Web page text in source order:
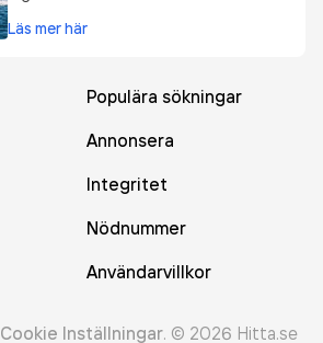
Läs mer här
Populära sökningar
Annonsera
Integritet
Nödnummer
Användarvillkor
Cookie Inställningar. © 2026 Hitta.se